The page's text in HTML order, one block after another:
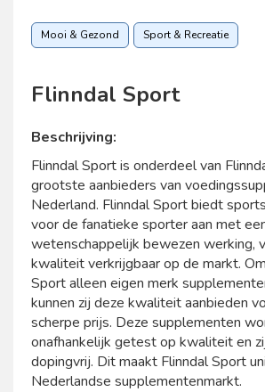
Mooi & Gezond Sport & Recreatie
Flinndal Sport
Beschrijving:
Flinndal Sport is onderdeel van
grootste aanbieders van
Nederland. Flinndal Sport biedt
voor de fanatieke sporter aan met
wetenschappelijk bewezen werking,
kwaliteit verkrijgbaar op de markt.
Sport alleen eigen merk
kunnen zij deze kwaliteit aanbieden
scherpe prijs. Deze supplementen
onafhankelijk getest op kwaliteit en
dopingvrij. Dit maakt Flinndal Sport
Nederlandse supplementenmarkt.